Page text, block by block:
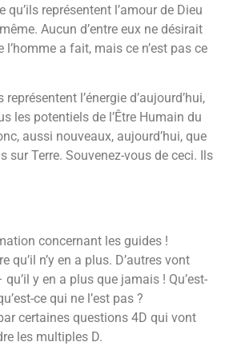
qu’ils représentent l’amour de Dieu
Aucun d’entre eux ne désirait
l’homme a fait, mais ce n’est pas ce
l’énergie d’aujourd’hui,
les potentiels de l’Être Humain du
aussi nouveaux, aujourd’hui, que
sur Terre. Souvenez-vous de ceci. Ils
concernant les guides !
qu’il n’y en a plus. D’autres vont
y en a plus que jamais ! Qu’est-
ce qui ne l’est pas ?
certaines questions 4D qui vont
les multiples D.